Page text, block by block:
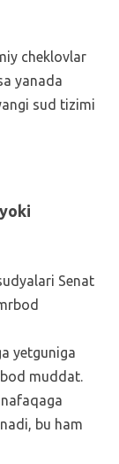
cheklovlar
yanada
sud tizimi
Senat
yetguniga
muddat.
bu ham